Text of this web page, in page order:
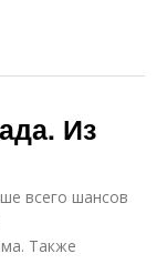
Из
всего шансов
Также